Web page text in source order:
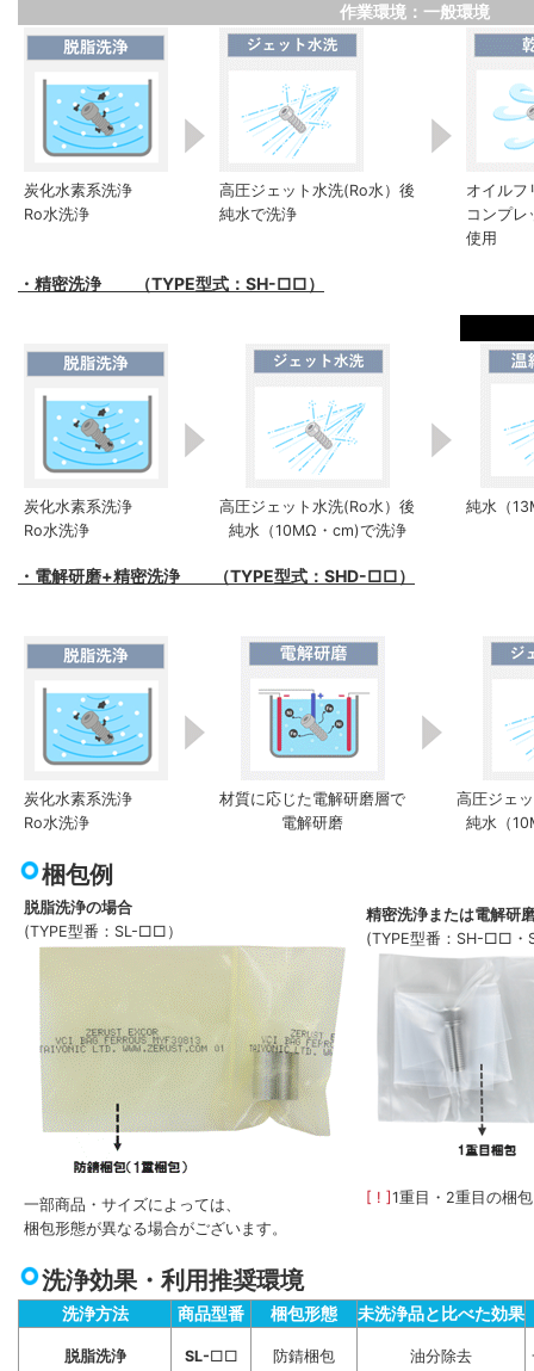
作業環境：一般環境
炭化水素系洗浄
Ro水洗浄
高圧ジェット水洗(Ro水）後
純水で洗浄
オイルフ
コンプレ
使用
・精密洗浄 （TYPE型式：SH-□□）
炭化水素系洗浄
Ro水洗浄
高圧ジェット水洗(Ro水）後
純水（10MΩ・cm)で洗浄
純水（
・電解研磨+精密洗浄 （TYPE型式：SHD-□□）
炭化水素系洗浄
Ro水洗浄
材質に応じた電解研磨層で
電解研磨
高圧ジェ
純水（
梱包例
脱脂洗浄の場合
(TYPE型番：SL-□□）
一部商品・サイズによっては、
梱包形態が異なる場合がございます。
精密洗浄または電解研
(TYPE型番：SH-□□
[ ! ] 1重目・2重目の梱
洗浄効果・利用推奨環境
洗浄方法 商品型番 梱包形態 未洗浄品と比べた効果
脱脂洗浄 SL-□□ 防錆梱包 油分除去